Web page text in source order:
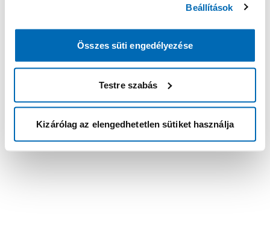
Beállítások
Összes süti engedélyezése
Testre szabás
Kizárólag az elengedhetetlen sütiket használja